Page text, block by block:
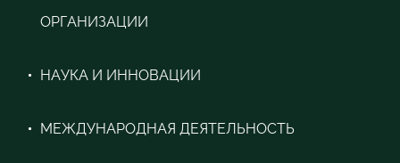
ОРГАНИЗАЦИИ
НАУКА И ИННОВАЦИИ
МЕЖДУНАРОДНАЯ ДЕЯТЕЛЬНОСТЬ